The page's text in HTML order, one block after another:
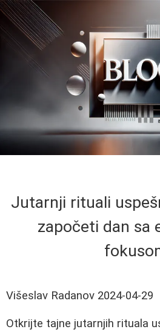
Jutarnji rituali
započeti dan sa
Višeslav Radanov 2024-04-29
Otkrijte tajne jutarnjih rituala